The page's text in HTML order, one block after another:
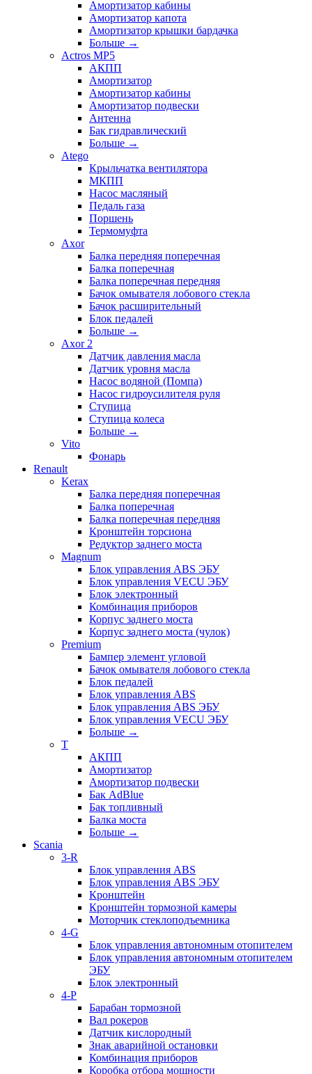
Амортизатор кабины
Амортизатор капота
Амортизатор крышки бардачка
Больше →
Actros MP5
АКПП
Амортизатор
Амортизатор кабины
Амортизатор подвески
Антенна
Бак гидравлический
Больше →
Atego
Крыльчатка вентилятора
МКПП
Насос масляный
Педаль газа
Поршень
Термомуфта
Axor
Балка передняя поперечная
Балка поперечная
Балка поперечная передняя
Бачок омывателя лобового стекла
Бачок расширительный
Блок педалей
Больше →
Axor 2
Датчик давления масла
Датчик уровня масла
Насос водяной (Помпа)
Насос гидроусилителя руля
Ступица
Ступица колеса
Больше →
Vito
Фонарь
Renault
Kerax
Балка передняя поперечная
Балка поперечная
Балка поперечная передняя
Кронштейн торсиона
Редуктор заднего моста
Magnum
Блок управления ABS ЭБУ
Блок управления VECU ЭБУ
Блок электронный
Комбинация приборов
Корпус заднего моста
Корпус заднего моста (чулок)
Premium
Бампер элемент угловой
Бачок омывателя лобового стекла
Блок педалей
Блок управления ABS
Блок управления ABS ЭБУ
Блок управления VECU ЭБУ
Больше →
T
АКПП
Амортизатор
Амортизатор подвески
Бак AdBlue
Бак топливный
Балка моста
Больше →
Scania
3-R
Блок управления ABS
Блок управления ABS ЭБУ
Кронштейн
Кронштейн тормозной камеры
Моторчик стеклоподъемника
4-G
Блок управления автономным отопителем
Блок управления автономным отопителем
ЭБУ
Блок электронный
4-P
Барабан тормозной
Вал рокеров
Датчик кислородный
Знак аварийной остановки
Комбинация приборов
Коробка отбора мощности